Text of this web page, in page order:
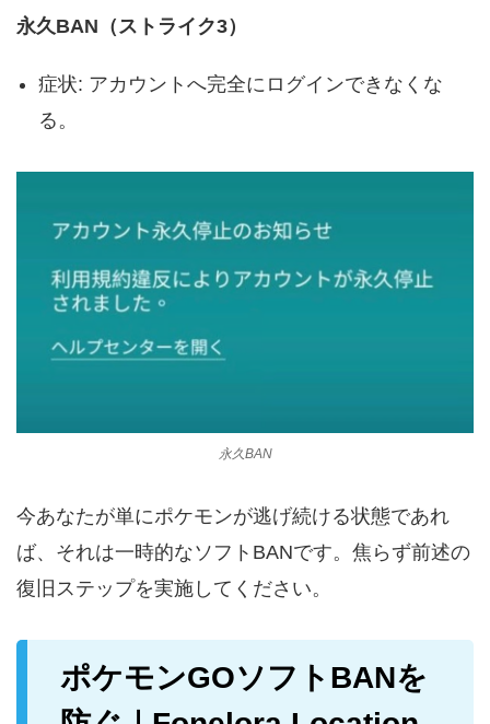
永久BAN（ストライク3）
症状: アカウントへ完全にログインできなくな
る。
永久BAN
今あなたが単にポケモンが逃げ続ける状態であれ
ば、それは一時的なソフトBANです。焦らず前述の
復旧ステップを実施してください。
ポケモンGOソフトBANを